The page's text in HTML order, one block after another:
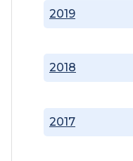
2017
2018
2019